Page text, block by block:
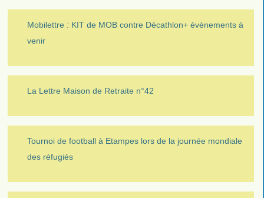
Mobilettre : KIT de MOB contre Décathlon+ évènements à
venir
La Lettre Maison de Retraite n°42
Tournoi de football à Etampes lors de la journée mondiale
des réfugiés